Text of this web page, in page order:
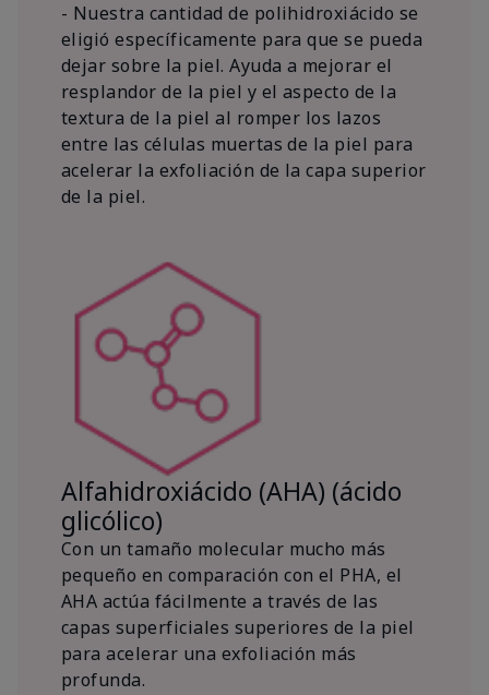
- Nuestra cantidad de polihidroxiácido se
eligió específicamente para que se pueda
dejar sobre la piel. Ayuda a mejorar el
resplandor de la piel y el aspecto de la
textura de la piel al romper los lazos
entre las células muertas de la piel para
acelerar la exfoliación de la capa superior
de la piel.
Alfahidroxiácido (AHA) (ácido
glicólico)
Con un tamaño molecular mucho más
pequeño en comparación con el PHA, el
AHA actúa fácilmente a través de las
capas superficiales superiores de la piel
para acelerar una exfoliación más
profunda.